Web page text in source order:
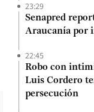
23:29
Senapred
Araucanía por
22:45
Robo con
Luis Cordero
persecución